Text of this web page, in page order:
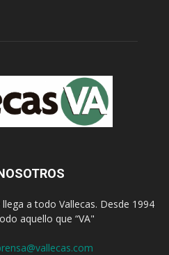
a todo Vallecas. Desde 1994
aquello que “VA"